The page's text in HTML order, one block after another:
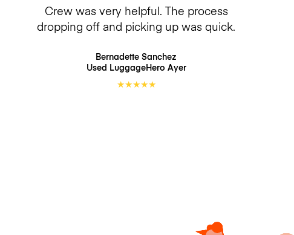
Crew was very helpful. The process
dropping off and picking up was quick.
Bernadette Sanchez
Used LuggageHero Ayer
★★★★★